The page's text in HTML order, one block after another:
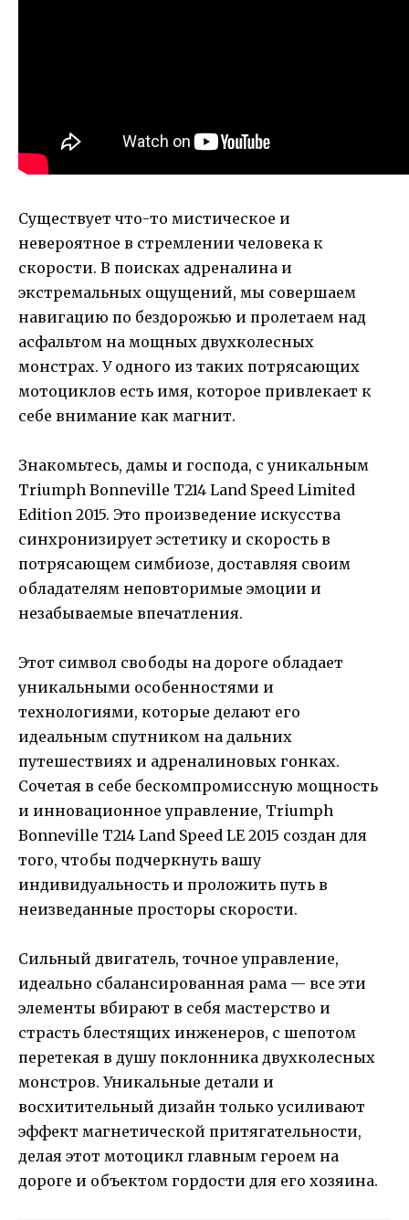
Существует что-то мистическое и
невероятное в стремлении человека к
скорости. В поисках адреналина и
экстремальных ощущений, мы совершаем
навигацию по бездорожью и пролетаем над
асфальтом на мощных двухколесных
монстрах. У одного из таких потрясающих
мотоциклов есть имя, которое привлекает к
себе внимание как магнит.
Знакомьтесь, дамы и господа, с уникальным
Triumph Bonneville T214 Land Speed Limited
Edition 2015. Это произведение искусства
синхронизирует эстетику и скорость в
потрясающем симбиозе, доставляя своим
обладателям неповторимые эмоции и
незабываемые впечатления.
Этот символ свободы на дороге обладает
уникальными особенностями и
технологиями, которые делают его
идеальным спутником на дальних
путешествиях и адреналиновых гонках.
Сочетая в себе бескомпромиссную мощность
и инновационное управление, Triumph
Bonneville T214 Land Speed LE 2015 создан для
того, чтобы подчеркнуть вашу
индивидуальность и проложить путь в
неизведанные просторы скорости.
Сильный двигатель, точное управление,
идеально сбалансированная рама — все эти
элементы вбирают в себя мастерство и
страсть блестящих инженеров, с шепотом
перетекая в душу поклонника двухколесных
монстров. Уникальные детали и
восхитительный дизайн только усиливают
эффект магнетической притягательности,
делая этот мотоцикл главным героем на
дороге и объектом гордости для его хозяина.